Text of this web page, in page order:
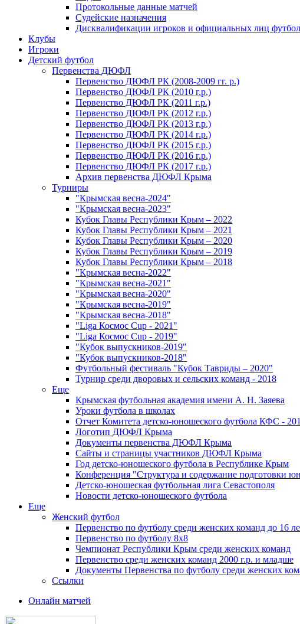
Протокольные данные матчей
Судейские назначения
Дисквалификации игроков и официальных лиц
Клубы
Игроки
Детский футбол
Первенства ДЮФЛ
Первенство ДЮФЛ РК (2008-2009 гг. р.)
Первенство ДЮФЛ РК (2010 г.р.)
Первенство ДЮФЛ РК (2011 г.р.)
Первенство ДЮФЛ РК (2012 г.р.)
Первенство ДЮФЛ РК (2013 г.р.)
Первенство ДЮФЛ РК (2014 г.р.)
Первенство ДЮФЛ РК (2015 г.р.)
Первенство ДЮФЛ РК (2016 г.р.)
Первенство ДЮФЛ РК (2017 г.р.)
Архив первенства ДЮФЛ Крыма
Турниры
"Крымская весна-2024"
"Крымская весна-2023"
Кубок Главы Республики Крым – 2022
Кубок Главы Республики Крым – 2021
Кубок Главы Республики Крым – 2020
Кубок Главы Республики Крым – 2019
Кубок Главы Республики Крым – 2018
"Крымская весна-2022"
"Крымская весна-2021"
"Крымская весна-2020"
"Крымская весна-2019"
"Крымская весна-2018"
"Liga Космос Cup - 2021"
"Liga Космос Cup - 2019"
"Кубок выпускников-2019"
"Кубок выпускников-2018"
Футбольный фестиваль "Кубок Тавриды – 2020"
Турнир среди дворовых и сельских команд - 2018
Еще
Крымская футбольная академия имени А. Н. Заяева
Уроки футбола в школах
Отчет Комитета детско-юношеского футбола КФС -
Логотип ДЮФЛ Крыма
Документы первенства ДЮФЛ Крыма
Сайты и страницы участников ДЮФЛ Крыма
Год детско-юношеского футбола в Республике Крым
Конференция "Структура и содержание подготовки
Детско-юношеская футбольная лига Севастополя
Новости детско-юношеского футбола
Еще
Женский футбол
Первенство по футболу среди женских команд до 16
Первенство по футболу 8х8
Чемпионат Республики Крым среди женских команд
Первенство среди женских команд 2000 г.р. и младше
Документы Первенства по футболу среди женских
Ссылки
Онлайн матчей